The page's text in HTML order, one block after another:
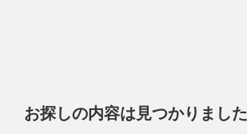
お探しの内容は見つかりまし